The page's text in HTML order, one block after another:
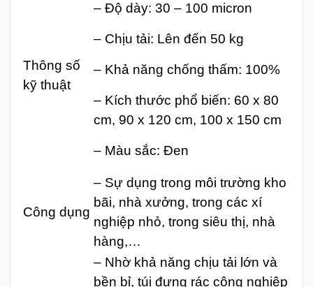
Thông số
kỹ thuật
– Độ dày: 30 – 100 micron
– Chịu tải: Lên đến 50 kg
– Khả năng chống thấm: 100%
– Kích thước phổ biến: 60 x 80
cm, 90 x 120 cm, 100 x 150 cm
– Màu sắc: Đen
Công dụng
– Sự dụng trong môi trường kho
bãi, nhà xưởng, trong các xí
nghiệp nhỏ, trong siêu thị, nhà
hàng,…
– Nhờ khả năng chịu tải lớn và
bền bỉ, túi đựng rác công nghiệp